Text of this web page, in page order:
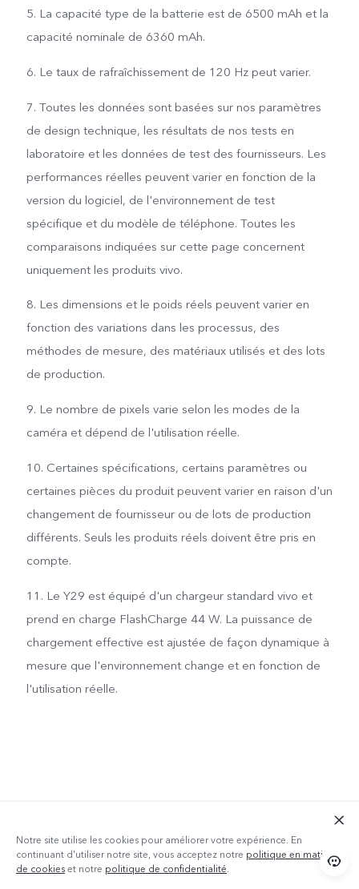
5. La capacité type de la batterie est de 6500 mAh et la
capacité nominale de 6360 mAh.
6. Le taux de rafraîchissement de 120 Hz peut varier.
7. Toutes les données sont basées sur nos paramètres
de design technique, les résultats de nos tests en
laboratoire et les données de test des fournisseurs. Les
performances réelles peuvent varier en fonction de la
version du logiciel, de l'environnement de test
spécifique et du modèle de téléphone. Toutes les
comparaisons indiquées sur cette page concernent
uniquement les produits vivo.
8. Les dimensions et le poids réels peuvent varier en
fonction des variations dans les processus, des
méthodes de mesure, des matériaux utilisés et des lots
de production.
9. Le nombre de pixels varie selon les modes de la
caméra et dépend de l'utilisation réelle.
10. Certaines spécifications, certains paramètres ou
certaines pièces du produit peuvent varier en raison d'un
changement de fournisseur ou de lots de production
différents. Seuls les produits réels doivent être pris en
compte.
11. Le Y29 est équipé d'un chargeur standard vivo et
prend en charge FlashCharge 44 W. La puissance de
chargement effective est ajustée de façon dynamique à
mesure que l'environnement change et en fonction de
l'utilisation réelle.
Notre site utilise les cookies pour améliorer votre expérience. En
continuant d'utiliser notre site, vous acceptez notre politique en matière
de cookieset notre politique de confidentialité.